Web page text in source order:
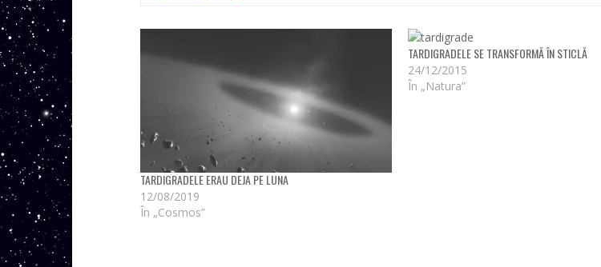
TARDIGRADELE ERAU DEJA PE LUNA
12/08/2019
În „Cosmos”
TARDIGRADELE SE TRANSFORMĂ ÎN STICLĂ
24/12/2015
În „Natura”